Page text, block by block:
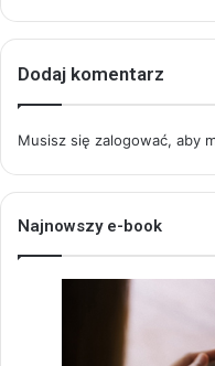
Dodaj komentarz
Musisz się zalogować, aby
Najnowszy e-book